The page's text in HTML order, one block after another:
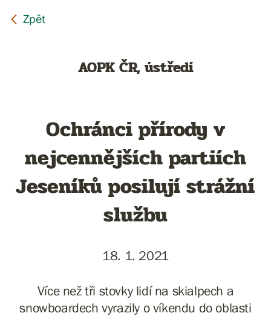
AOPK ČR, ústředí
Ochránci přírody v
nejcennějších partiích
Jeseníků posilují strážní
službu
18. 1. 2021
Více než tři stovky lidí na skialpech a
snowboardech vyrazily o víkendu do oblasti